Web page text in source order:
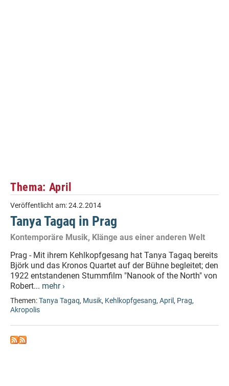
Thema: April
Veröffentlicht am:24.2.2014
Tanya Tagaq in Prag
Kontemporäre Musik, Klänge aus einer anderen Welt
Prag - Mit ihrem Kehlkopfgesang hat Tanya Tagaq bereits
Björk und das Kronos Quartet auf der Bühne begleitet; den
1922 entstandenen Stummfilm "Nanook of the North" von
Robert... mehr ›
Themen:Tanya Tagaq, Musik, Kehlkopfgesang, April, Prag,
Akropolis